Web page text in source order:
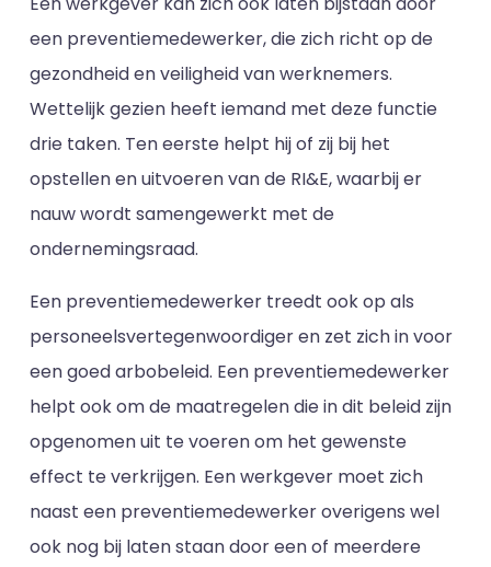
een preventiemedewerker, die zich richt op de
gezondheid en veiligheid van werknemers.
Wettelijk gezien heeft iemand met deze functie
drie taken. Ten eerste helpt hij of zij bij het
opstellen en uitvoeren van de RI&E, waarbij er
nauw wordt samengewerkt met de
ondernemingsraad.
Een preventiemedewerker treedt ook op als
personeelsvertegenwoordiger en zet zich in voor
een goed arbobeleid. Een preventiemedewerker
helpt ook om de maatregelen die in dit beleid zijn
opgenomen uit te voeren om het gewenste
effect te verkrijgen. Een werkgever moet zich
naast een preventiemedewerker overigens wel
ook nog bij laten staan door een of meerdere